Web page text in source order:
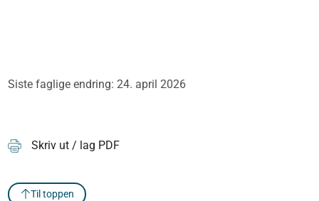
Siste faglige endring: 24. april 2026
Skriv ut / lag PDF
Til toppen